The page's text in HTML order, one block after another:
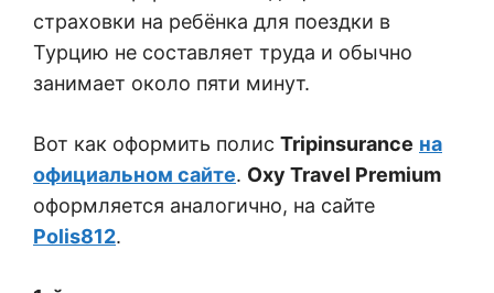
страховки на ребёнка для поездки в
Турцию не составляет труда и обычно
занимает около пяти минут.
Вот как оформить полис Tripinsurance на
официальном сайте. Oxy Travel Premium
оформляется аналогично, на сайте
Polis812.